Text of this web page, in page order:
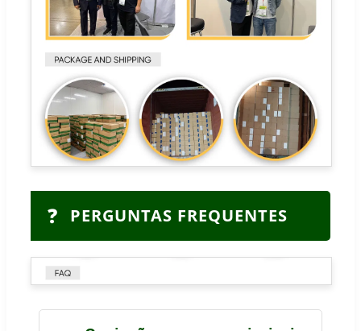
❓ PERGUNTAS FREQUENTES